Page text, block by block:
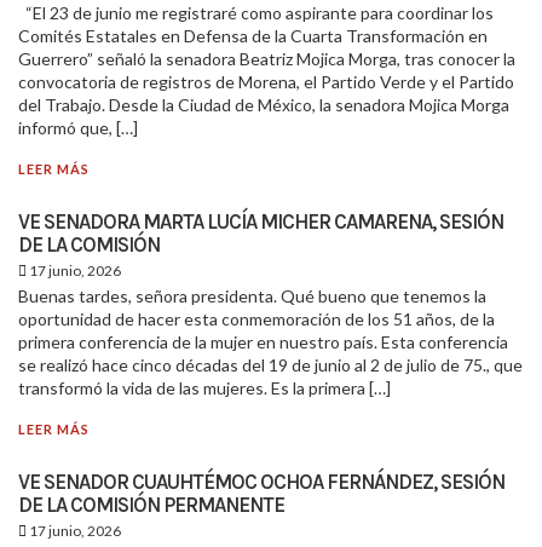
“El 23 de junio me registraré como aspirante para coordinar los
Comités Estatales en Defensa de la Cuarta Transformación en
Guerrero” señaló la senadora Beatriz Mojica Morga, tras conocer la
convocatoria de registros de Morena, el Partido Verde y el Partido
del Trabajo. Desde la Ciudad de México, la senadora Mojica Morga
informó que, […]
LEER MÁS
VE SENADORA MARTA LUCÍA MICHER CAMARENA, SESIÓN
DE LA COMISIÓN
17 junio, 2026
Buenas tardes, señora presidenta. Qué bueno que tenemos la
oportunidad de hacer esta conmemoración de los 51 años, de la
primera conferencia de la mujer en nuestro país. Esta conferencia
se realizó hace cinco décadas del 19 de junio al 2 de julio de 75., que
transformó la vida de las mujeres. Es la primera […]
LEER MÁS
VE SENADOR CUAUHTÉMOC OCHOA FERNÁNDEZ, SESIÓN
DE LA COMISIÓN PERMANENTE
17 junio, 2026